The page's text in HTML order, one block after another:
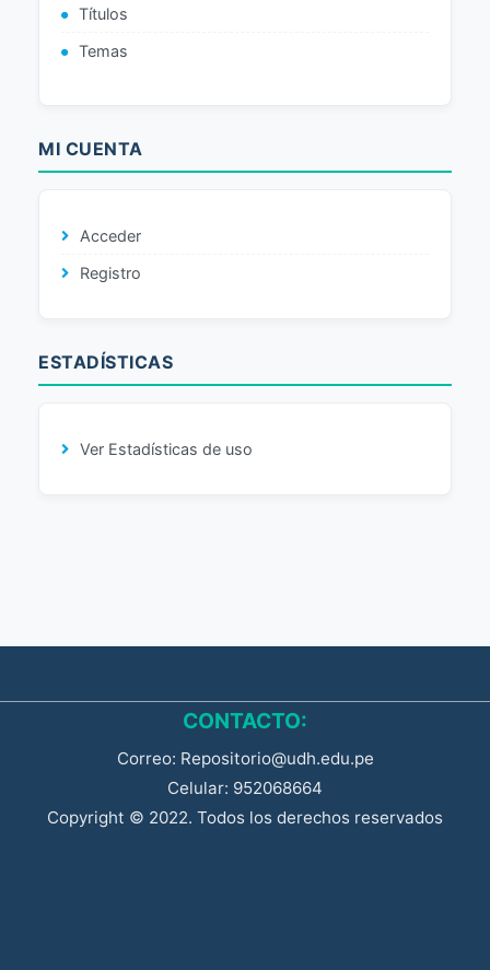
Títulos
Temas
MI CUENTA
Acceder
Registro
ESTADÍSTICAS
Ver Estadísticas de uso
CONTACTO:
Correo: Repositorio@udh.edu.pe
Celular: 952068664
Copyright © 2022. Todos los derechos reservados